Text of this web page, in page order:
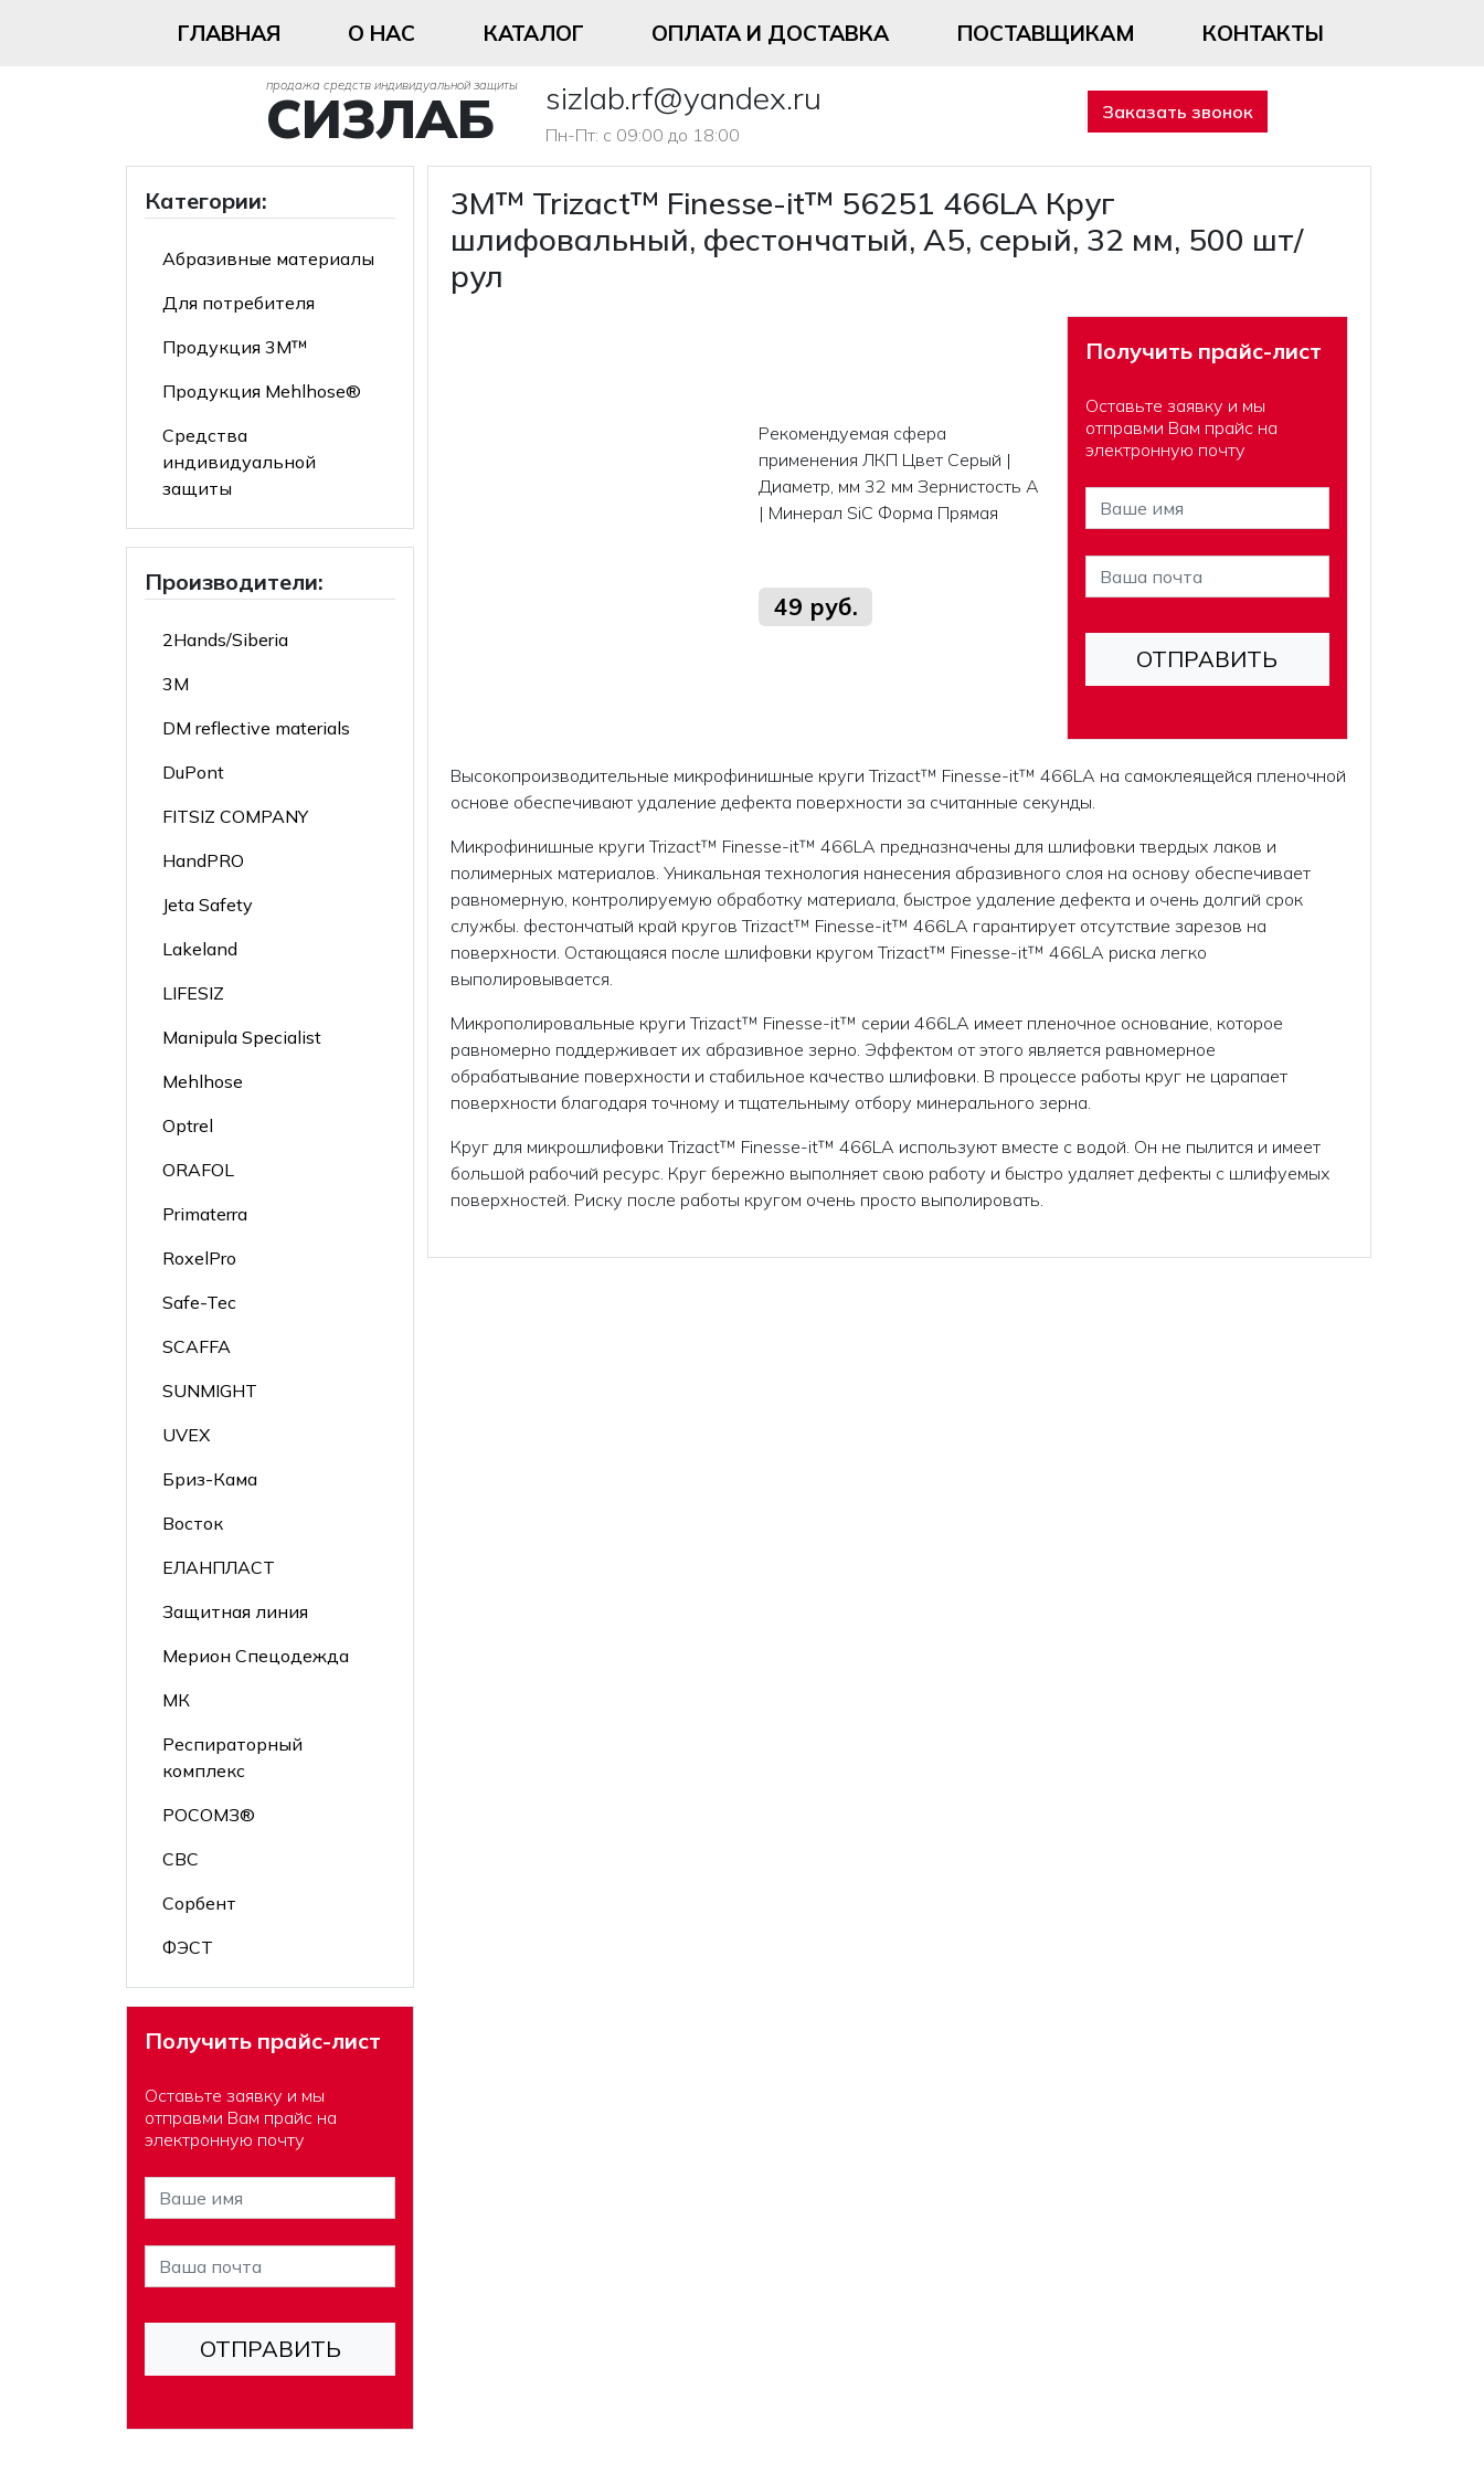
ГЛАВНАЯ О НАС КАТАЛОГ ОПЛАТА И ДОСТАВКА ПОСТАВЩИКАМ КОНТАКТЫ
продажа средств индивидуальной защиты
СИЗЛАБ sizlab.rf@yandex.ru
Пн-Пт: с 09:00 до 18:00
Заказать звонок
Категории:
Абразивные материалы
Для потребителя
Продукция 3М™
Продукция Mehlhose®
Средства
индивидуальной
защиты
Производители:
2Hands/Siberia
3M
DM reflective materials
DuPont
FITSIZ COMPANY
HandPRO
Jeta Safety
Lakeland
LIFESIZ
Manipula Specialist
Mehlhose
Optrel
ORAFOL
Primaterra
RoxelPro
Safe-Tec
SCAFFA
SUNMIGHT
UVEX
Бриз-Кама
Восток
ЕЛАНПЛАСТ
Защитная линия
Мерион Спецодежда
МК
Респираторный
комплекс
РОСОМЗ®
СВС
Сорбент
ФЭСТ
Получить прайс-лист
Оставьте заявку и мы
отправми Вам прайс на
электронную почту
3M™ Trizact™ Finesse-it™ 56251 466LA Круг
шлифовальный, фестончатый, A5, серый, 32 мм, 500 шт/
рул
Рекомендуемая сфера
применения ЛКП Цвет Серый |
Диаметр, мм 32 мм Зернистость А
| Минерал SiC Форма Прямая
49 руб.
Получить прайс-лист
Оставьте заявку и мы
отправми Вам прайс на
электронную почту
Высокопроизводительные микрофинишные круги Trizact™ Finesse-it™ 466LA на самоклеящейся пленочной
основе обеспечивают удаление дефекта поверхности за считанные секунды.
Микрофинишные круги Trizact™ Finesse-it™ 466LA предназначены для шлифовки твердых лаков и
полимерных материалов. Уникальная технология нанесения абразивного слоя на основу обеспечивает
равномерную, контролируемую обработку материала, быстрое удаление дефекта и очень долгий срок
службы. фестончатый край кругов Trizact™ Finesse-it™ 466LA гарантирует отсутствие зарезов на
поверхности. Остающаяся после шлифовки кругом Trizact™ Finesse-it™ 466LA риска легко
выполировывается.
Микрополировальные круги Trizact™ Finesse-it™ серии 466LA имеет пленочное основание, которое
равномерно поддерживает их абразивное зерно. Эффектом от этого является равномерное
обрабатывание поверхности и стабильное качество шлифовки. В процессе работы круг не царапает
поверхности благодаря точному и тщательныму отбору минерального зерна.
Круг для микрошлифовки Trizact™ Finesse-it™ 466LA используют вместе с водой. Он не пылится и имеет
большой рабочий ресурс. Круг бережно выполняет свою работу и быстро удаляет дефекты с шлифуемых
поверхностей. Риску после работы кругом очень просто выполировать.